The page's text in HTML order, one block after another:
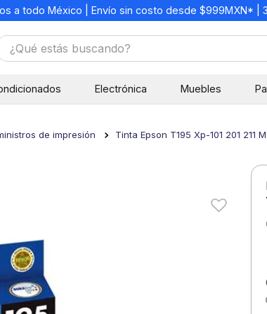
a todo México | Envío sin costo desde $999MXN* |
estás buscando?
Electrónica Muebles
de impresión Tinta Epson T195 Xp-101 201 211
7.
sacapuntas
8.
escolar
9.
escritorio